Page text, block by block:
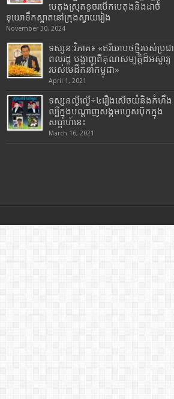
បេតុងស្រុតខូចរបើកបេតុងនិងដាច់
ទុយោទឹកស្អាតនៅក្រុងស្វាយរៀង
November 30, 2024
ទស្សនៈវិភាគ៖ «ឥរិយាបថថ្មីរបស់ប្រជា
ពលរដ្ឋ បង្ហាញពីគុណសម្បត្តិដ៏អស្ចារ្យ
របស់មេដឹកនាំកម្ពុជា»
April 1, 2021
ទស្សនល្ងីល្ងើ÷៤រឿងសើចយំនិងកំហឹង
ល្បីក្នុងបណ្តាញសង្គមហ្វេសប៊ុកក្នុង
សប្តាហ៍នេះ
March 16, 2021